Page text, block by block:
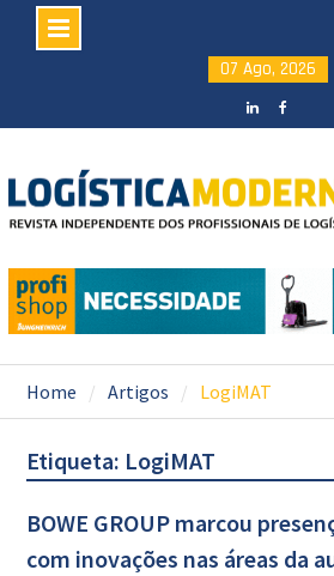
content
07 Ago, 2026
Home Artigos LogiMAT
Etiqueta: LogiMAT
BOWE GROUP marcou
com inovações nas áreas da